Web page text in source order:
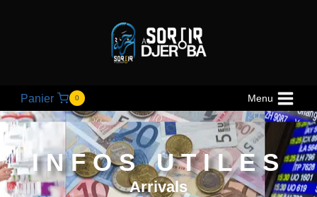
Panier 0 Menu
INFOS UTILES
Arrivals